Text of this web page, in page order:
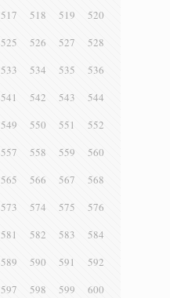
517 518 519
520
525 526 527
528
533 534 535
536
541 542 543
544
549 550 551
552
557 558 559
560
565 566 567
568
573 574 575
576
581 582 583
584
589 590 591
592
597 598 599
600